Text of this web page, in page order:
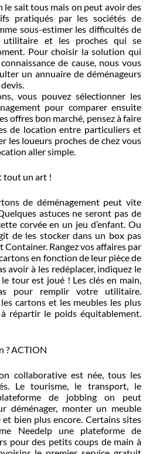
le sait tous mais on peut avoir des
pratiqués par les sociétés de
sous-estimer les difficultés de
utilitaire et les proches qui se
Pour choisir la solution qui
de cause, nous vous
un annuaire de déménageurs
vous pouvez sélectionner les
pour comparer ensuite
offres bon marché, pensez à faire
de location entre particuliers et
les loueurs proches de chez vous
aller simple.
tout un art !
de déménagement peut vite
astuces ne seront pas de
corvée en un jeu d’enfant. Ou
de les stocker dans un box pas
Container. Rangez vos affaires par
en fonction de leur pièce de
avoir à les redéplacer, indiquez le
tour est joué ! Les clés en main,
pour remplir votre utilitaire.
cartons et les meubles les plus
répartir le poids équitablement.
? ACTION
collaborative est née, tous les
Le tourisme, le transport, le
de jobbing on peut
déménager, monter un meuble
bien plus encore. Certains sites
Needelp une plateforme de
pour des petits coups de main à